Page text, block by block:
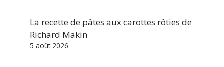
La recette de pâtes aux carottes rôties de
Richard Makin
5 août 2026